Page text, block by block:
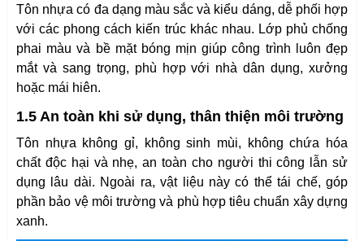
Tôn nhựa có đa dạng màu sắc và kiểu dáng, dễ phối hợp
với các phong cách kiến trúc khác nhau. Lớp phủ chống
phai màu và bề mặt bóng mịn giúp công trình luôn đẹp
mắt và sang trọng, phù hợp với nhà dân dụng, xưởng
hoặc mái hiên.
1.5 An toàn khi sử dụng, thân thiện môi trường
Tôn nhựa không gỉ, không sinh mùi, không chứa hóa
chất độc hại và nhẹ, an toàn cho người thi công lẫn sử
dụng lâu dài. Ngoài ra, vật liệu này có thể tái chế, góp
phần bảo vệ môi trường và phù hợp tiêu chuẩn xây dựng
xanh.